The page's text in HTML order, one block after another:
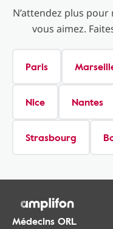
N’attendez plus
vous aimez.
Paris
Nice Nantes
Strasbourg
Médecins ORL